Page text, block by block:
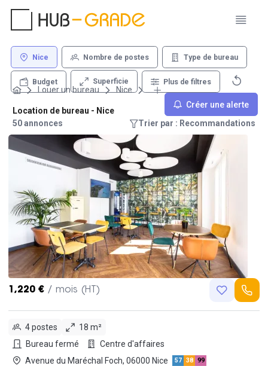
Nice Nombre de postes Type de bureau
Budget Superficie Plus de filtres
Créer une alerte
Louer un bureau Nice
Location de bureau - Nice
50 annonces
Trier par : Recommandations
1,220 € / mois (HT)
4 postes
18 m²
Bureau fermé
Centre d'affaires
Avenue du Maréchal Foch, 06000 Nice
57 38 99